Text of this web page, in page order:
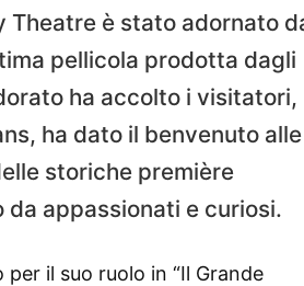
Theatre è stato adornato
pellicola prodotta dagli
ha accolto i visitatori,
ha dato il benvenuto alle
storiche première
appassionati e curiosi.
il suo ruolo in “Il Grande